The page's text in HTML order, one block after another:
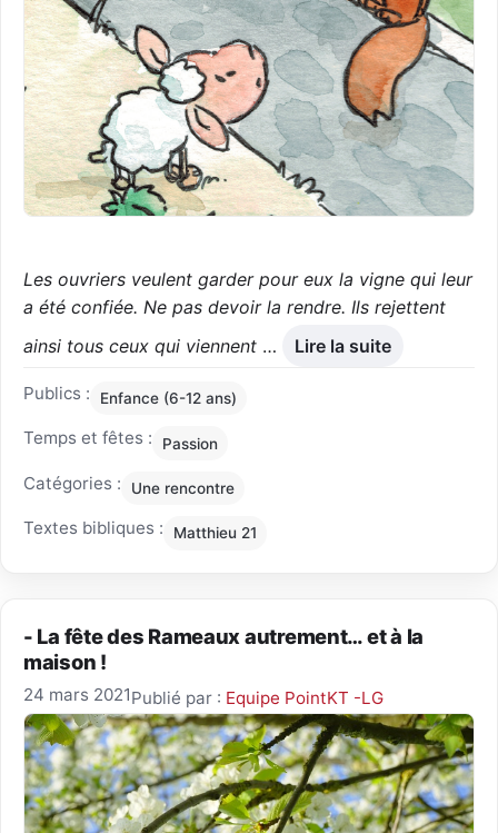
Les ouvriers veulent garder pour eux la vigne qui leur
a été confiée. Ne pas devoir la rendre. Ils rejettent
ainsi tous ceux qui viennent … Lire la suite
Publics : Enfance (6-12 ans)
Temps et fêtes : Passion
Catégories : Une rencontre
Textes bibliques : Matthieu 21
- La fête des Rameaux autrement… et à la
maison !
24 mars 2021Publié par : Equipe PointKT -LG